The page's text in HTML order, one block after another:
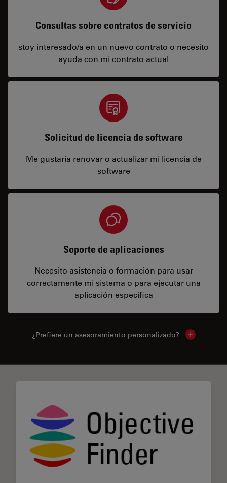
Consultas sobre contratos de servicio
stoy interesado/a en un nuevo contrato o necesito
ayuda con mi contrato actual
Solicitud de licencia de software
Me gustaría renovar o actualizar mi licencia de
software
Soporte de aplicaciones
Necesito asistencia o formación para usar
correctamente mi sistema o para ejecutar una
aplicación específica
¿Prefiere un asesoramiento personalizado? Show local